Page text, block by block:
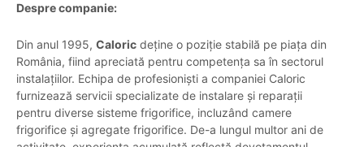
Despre companie:
Din anul 1995, Caloric deține o poziție stabilă pe piața din
România, fiind apreciată pentru competența sa în sectorul
instalațiilor. Echipa de profesioniști a companiei Caloric
furnizează servicii specializate de instalare și reparații
pentru diverse sisteme frigorifice, incluzând camere
frigorifice și agregate frigorifice. De-a lungul multor ani de